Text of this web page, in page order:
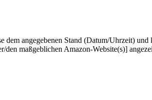
dem angegebenen Stand (Datum/Uhrzeit)
maßgeblichen Amazon-Website(s)]